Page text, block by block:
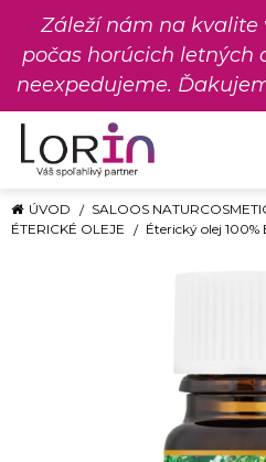
Záleží nám na kvalite
počas horúcich letných
neexpedujeme.
ÚVOD SALOOS
ÉTERICKÉ OLEJE
Éterický olej 100%